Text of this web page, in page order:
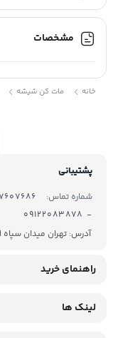
مشخصات
خانه مات کن شیشه
پشتیبانی
شماره تماس:
- 09122083878
آدرس: تهران میدان سپاه
راهنمای خرید
لینک ها